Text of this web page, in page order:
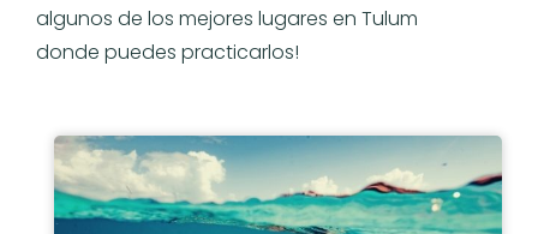
algunos de los mejores lugares en Tulum
donde puedes practicarlos!